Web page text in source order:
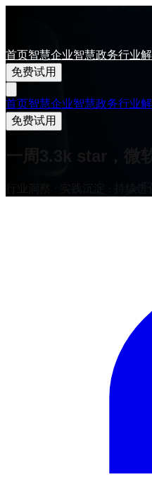
首页智慧企业智慧政务行业
免费试用
首页智慧企业智慧政务行业
免费试用
一周3.3k star，